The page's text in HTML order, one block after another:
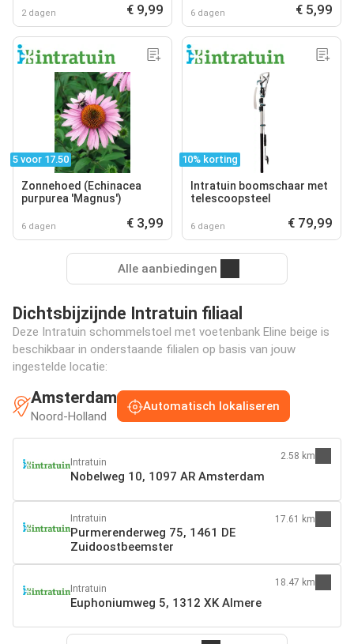
2 dagen € 9,99 6 dagen € 5,99
5 voor 17.50
Zonnehoed (Echinacea
purpurea 'Magnus')
6 dagen € 3,99
10% korting
Intratuin boomschaar met
telescoopsteel
6 dagen € 79,99
Alle aanbiedingen
Dichtsbijzijnde Intratuin filiaal
Deze Intratuin schommelstoel met voetenbank Eline beige is
beschikbaar in onderstaande filialen op basis van jouw
ingestelde locatie:
Amsterdam
Noord-Holland
Automatisch lokaliseren
Intratuin
Nobelweg 10, 1097 AR Amsterdam
2.58 km
Intratuin
Purmerenderweg 75, 1461 DE
Zuidoostbeemster
17.61 km
Intratuin
Euphoniumweg 5, 1312 XK Almere
18.47 km